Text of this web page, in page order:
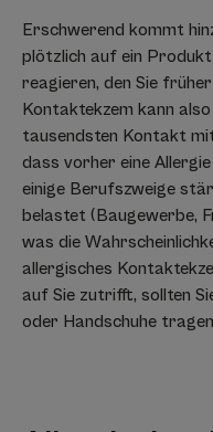
Erschwerend kommt
plötzlich auf ein
reagieren, den Sie
Kontaktekzem kann
tausendsten Kontakt
dass vorher eine
einige Berufszweige
belastet (Baugewerbe,
was die
allergisches
auf Sie zutrifft, sollten
oder Handschuhe